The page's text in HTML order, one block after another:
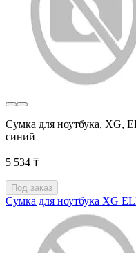
Сумка для ноутбука, XG,
синий
5 534 ₸
Под заказ
Сумка для ноутбука XG